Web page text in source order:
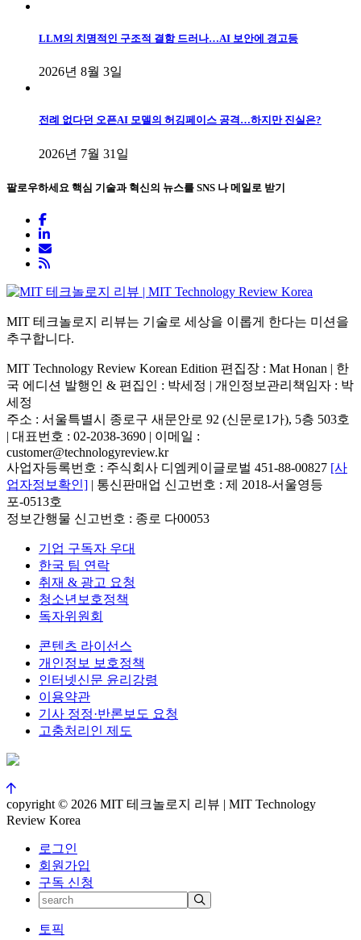
LLM의 치명적인 구조적 결함 드러나…AI 보안에 경고등
2026년 8월 3일
전례 없다던 오픈AI 모델의 허깅페이스 공격…하지만 진실은?
2026년 7월 31일
팔로우하세요 핵심 기술과 혁신의 뉴스를 SNS 나 메일로 받기
MIT 테크놀로지 리뷰는 기술로 세상을 이롭게 한다는 미션을
추구합니다.
MIT Technology Review Korean Edition 편집장 : Mat Honan | 한
국 에디션 발행인 & 편집인 : 박세정 | 개인정보관리책임자 : 박
세정
주소 : 서울특별시 종로구 새문안로 92 (신문로1가), 5층 503호
| 대표번호 : 02-2038-3690 | 이메일 :
customer@technologyreview.kr
사업자등록번호 : 주식회사 디엠케이글로벌 451-88-00827 [사
업자정보확인] | 통신판매업 신고번호 : 제 2018-서울영등
포-0513호
정보간행물 신고번호 : 종로 다00053
기업 구독자 우대
한국 팀 연락
취재 & 광고 요청
청소년보호정책
독자위원회
콘텐츠 라이선스
개인정보 보호정책
인터넷신문 윤리강령
이용약관
기사 정정·반론보도 요청
고충처리인 제도
copyright © 2026 MIT 테크놀로지 리뷰 | MIT Technology
Review Korea
로그인
회원가입
구독 신청
토픽